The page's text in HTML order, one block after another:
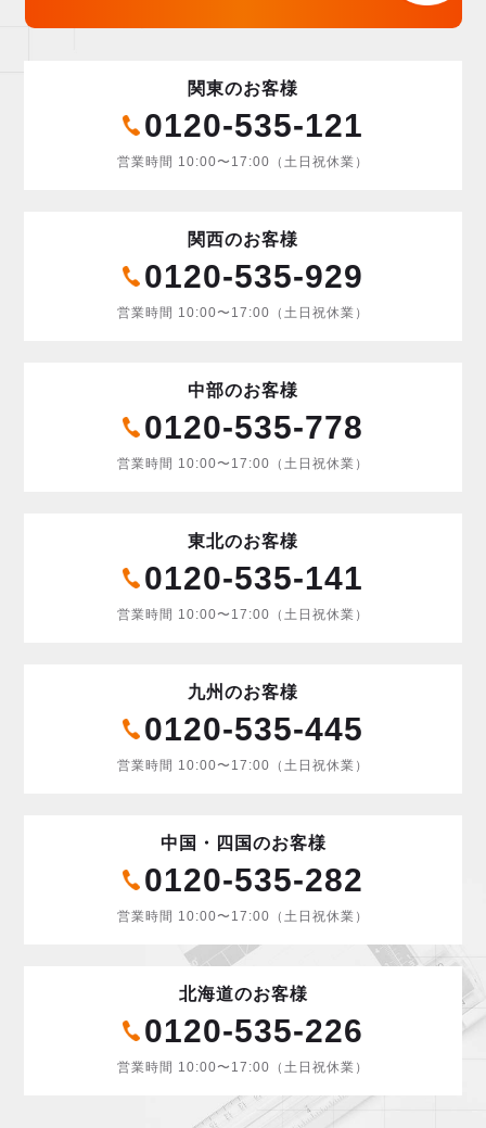
関東のお客様
0120-535-121
営業時間 10:00〜17:00（土日祝休業）
関西のお客様
0120-535-929
営業時間 10:00〜17:00（土日祝休業）
中部のお客様
0120-535-778
営業時間 10:00〜17:00（土日祝休業）
東北のお客様
0120-535-141
営業時間 10:00〜17:00（土日祝休業）
九州のお客様
0120-535-445
営業時間 10:00〜17:00（土日祝休業）
中国・四国のお客様
0120-535-282
営業時間 10:00〜17:00（土日祝休業）
北海道のお客様
0120-535-226
営業時間 10:00〜17:00（土日祝休業）